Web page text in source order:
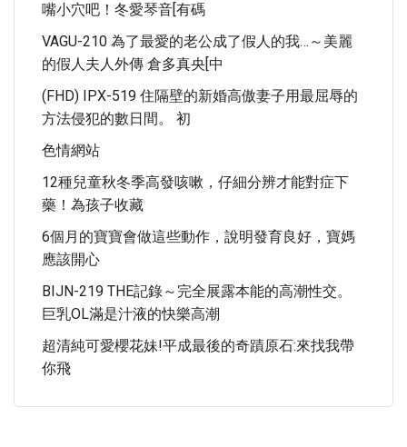
嘴小穴吧！冬愛琴音[有碼
VAGU-210 為了最愛的老公成了假人的我…～美麗
的假人夫人外傳 倉多真央[中
(FHD) IPX-519 住隔壁的新婚高傲妻子用最屈辱的
方法侵犯的數日間。 初
色情網站
12種兒童秋冬季高發咳嗽，仔細分辨才能對症下
藥！為孩子收藏
6個月的寶寶會做這些動作，說明發育良好，寶媽
應該開心
BIJN-219 THE記錄～完全展露本能的高潮性交。
巨乳OL滿是汁液的快樂高潮
超清純可愛櫻花妹!平成最後的奇蹟原石:來找我帶
你飛